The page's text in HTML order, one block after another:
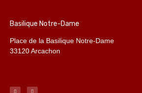
Basilique Notre-Dame
Place de la Basilique Notre-Dame
33120 Arcachon